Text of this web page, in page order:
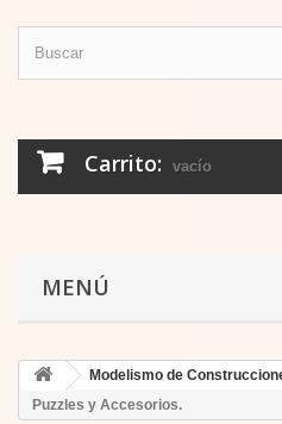
Carrito: vacío
MENÚ
Modelismo de
Puzzles y Accesorios.